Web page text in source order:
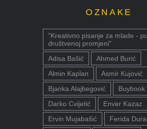
OZNAKE
"Kreativno pisanje za mlade -
društvenoj promjeni"
Adisa Bašić
Ahmed Burić
Almin Kaplan
Asmir Kujović
Bjanka Alajbegović
Buybook
Darko Cvijetić
Enver Kazaz
Ervin Mujabašić
Ferida